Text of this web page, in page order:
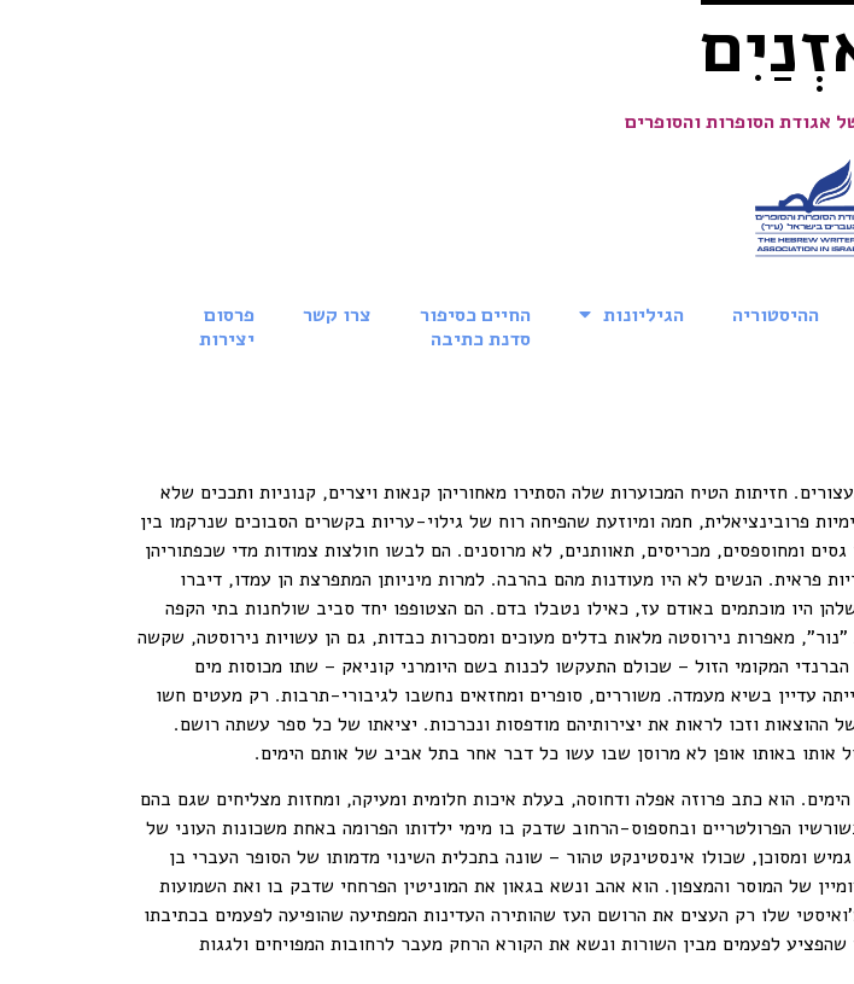
אגודת הסופרות והסופרים
ההיסטוריה הגיליונות
החיים כסיפור
סדנת כתיבה
צרו קשר
פרסום
יצירות
חזיתות הטיח המכוערות שלה הסתירו מאחוריהן קנאות ויצרים, קנוניות ותככים שלא
פרובינציאלית, חמה ומיוזעת שהפיחה רוח של גילוי-עריות בקשרים הסבוכים שנרקמו בין
ומחוספסים, מכריסים, תאוותנים, לא מרוסנים. הם לבשו חולצות צמודות מדי שכפתוריהן
פראית. הנשים לא היו מעודנות מהם בהרבה. למרות מיניותן המתפרצת הן עמדו, דיברו
היו מוכתמים באודם עז, כאילו נטבלו בדם. הם הצטופפו יחד סביב שולחנות בתי הקפה
מאפרות נירוסטה מלאות בדלים מעוכים ומסכרות כבדות, גם הן עשויות נירוסטה, שקשה
המקומי הזול – שכולם התעקשו לכנות בשם היומרני קוניאק – שתו מכוסות מים
עדיין בשיא מעמדה. משוררים, סופרים ומחזאים נחשבו לגיבורי-תרבות. רק מעטים חשו
וזכו לראות את יצירותיהם מודפסות ונכרכות. יציאתו של כל ספר עשתה רושם.
באותו אופן לא מרוסן שבו עשו כל דבר אחר בתל אביב של אותם הימים.
הוא כתב פרוזה אפלה ודחוסה, בעלת איכות חלומית ומעיקה, ומחזות מצליחים שגם בהם
הפרולטריים ובחספוס-הרחוב שדבק בו מימי ילדותו הפרומה באחת משכונות העוני של
ומסוכן, שכולו אינסטינקט טהור – שונה בתכלית השינוי מדמותו של הסופר העברי בן
של המוסר והמצפון. הוא אהב ונשא בגאון את המוניטין הפרחחי שדבק בו ואת השמועות
שלו רק העצים את הרושם העז שהותירה העדינות המפתיעה שהופיעה לפעמים בכתיבתו
לפעמים מבין השורות ונשא את הקורא הרחק מעבר לרחובות המפויחים ולגגות